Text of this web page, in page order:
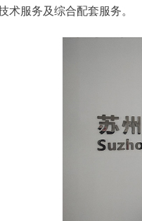
术服务及综合配套服务。